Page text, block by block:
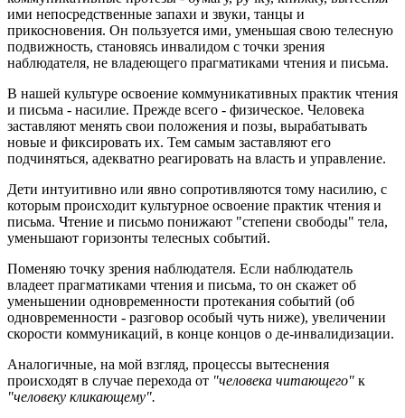
ими непосредственные запахи и звуки, танцы и
прикосновения. Он пользуется ими, уменьшая свою телесную
подвижность, становясь инвалидом с точки зрения
наблюдателя, не владеющего прагматиками чтения и письма.
В нашей культуре освоение коммуникативных практик чтения
и письма - насилие. Прежде всего - физическое. Человека
заставляют менять свои положения и позы, вырабатывать
новые и фиксировать их. Тем самым заставляют его
подчиняться, адекватно реагировать на власть и управление.
Дети интуитивно или явно сопротивляются тому насилию, с
которым происходит культурное освоение практик чтения и
письма. Чтение и письмо понижают "степени свободы" тела,
уменьшают горизонты телесных событий.
Поменяю точку зрения наблюдателя. Если наблюдатель
владеет прагматиками чтения и письма, то он скажет об
уменьшении одновременности протекания событий (об
одновременности - разговор особый чуть ниже), увеличении
скорости коммуникаций, в конце концов о де-инвалидизации.
Аналогичные, на мой взгляд, процессы вытеснения
происходят в случае перехода от "человека читающего" к
"человеку кликающему".